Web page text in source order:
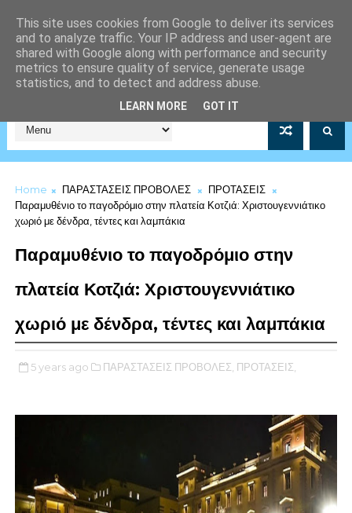
Home ΠΑΡΑΣΤΑΣΕΙΣ ΠΡΟΒΟΛΕΣ
ΠΡΟΤΑΣΕΙΣ
Παραμυθένιο το παγοδρόμιο στην πλατεία Κοτζιά: Χριστουγεννιάτικο
χωριό με δένδρα, τέντες και λαμπάκια
Παραμυθένιο το παγοδρόμιο στην
πλατεία Κοτζιά: Χριστουγεννιάτικο
χωριό με δένδρα, τέντες και λαμπάκια
5 years ago ΠΑΡΑΣΤΑΣΕΙΣ ΠΡΟΒΟΛΕΣ, ΠΡΟΤΑΣΕΙΣ,
This site uses cookies from Google to deliver its services
and to analyze traffic. Your IP address and user-agent are
shared with Google along with performance and security
metrics to ensure quality of service, generate usage
statistics, and to detect and address abuse.
LEARN MORE GOT IT